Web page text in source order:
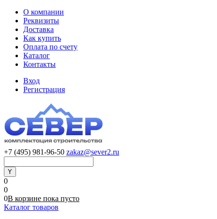
О компании
Реквизиты
Доставка
Как купить
Оплата по счету
Каталог
Контакты
Вход
Регистрация
+7 (495) 981-96-50 zakaz@sever2.ru
0
0
0В корзине пока пусто
Каталог товаров